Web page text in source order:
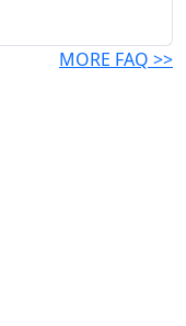
MORE FAQ >>